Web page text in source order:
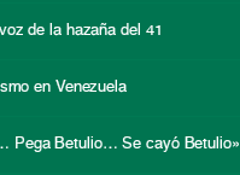
de la hazaña del 41
en Venezuela
Pega Betulio… Se cayó Betulio»